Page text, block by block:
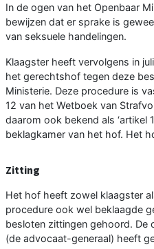
In de ogen van het Openbaar
bewijzen dat er sprake is
van seksuele handelingen.
Klaagster heeft vervolgens in
het gerechtshof tegen deze
Ministerie. Deze procedure is
12 van het Wetboek van
daarom ook bekend als ‘artikel
beklagkamer van het hof. Het
Zitting
Het hof heeft zowel klaagster
procedure ook wel beklaagde
besloten zittingen gehoord. De
(de advocaat-generaal) heeft